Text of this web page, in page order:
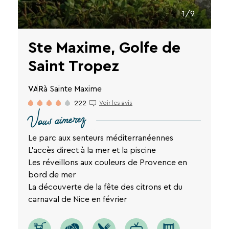
1/9
Ste Maxime, Golfe de
Saint Tropez
VARà Sainte Maxime
222 Voir les avis
Vous aimerez
Le parc aux senteurs méditerranéennes
L'accès direct à la mer et la piscine
Les réveillons aux couleurs de Provence en
bord de mer
La découverte de la fête des citrons et du
carnaval de Nice en février